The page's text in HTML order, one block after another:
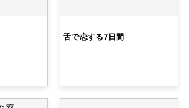
舌で恋する7日間